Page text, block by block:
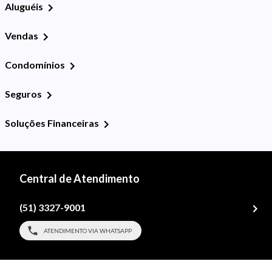
Aluguéis
Vendas
Condomínios
Seguros
Soluções Financeiras
Central de Atendimento
(51) 3327-9001
ATENDIMENTO VIA WHATSAPP